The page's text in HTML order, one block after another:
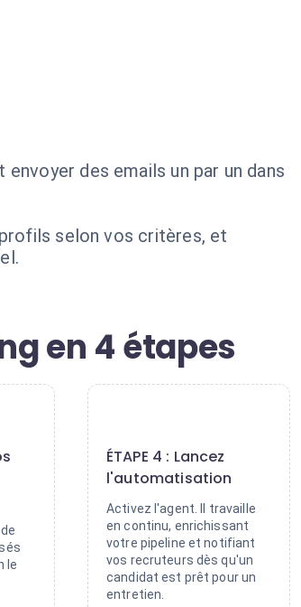
des emails un par un dans
selon vos critères, et
en 4 étapes
le
ÉTAPE 4 : Lancez
l'automatisation
Activez l'agent. Il travaille
en continu, enrichissant
votre pipeline et notifiant
vos recruteurs dès qu'un
candidat est prêt pour un
entretien.